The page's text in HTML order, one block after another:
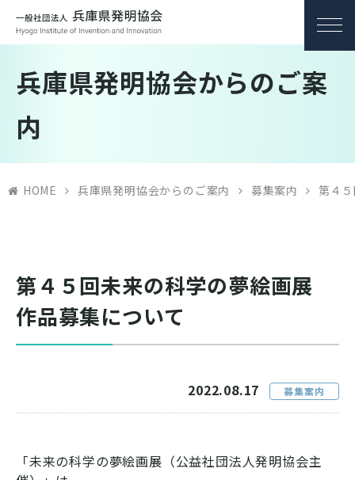
兵庫県発明協会からのご案
内
HOME 兵庫県発明協会からのご案内 募集案内 第４
第４５回未来の科学の夢絵画展
作品募集について
2022.08.17 募集案内
「未来の科学の夢絵画展（公益社団法人発明協会主